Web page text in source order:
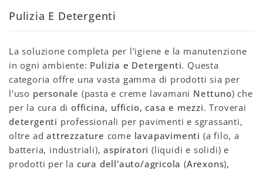
Pulizia E Detergenti
La soluzione completa per l'igiene e la manutenzione
in ogni ambiente: Pulizia e Detergenti. Questa
categoria offre una vasta gamma di prodotti sia per
l'uso personale (pasta e creme lavamani Nettuno) che
per la cura diofficina, ufficio, casa e mezzi. Troverai
detergenti professionali per pavimenti e sgrassanti,
oltre adattrezzature come lavapavimenti (a filo, a
batteria, industriali),aspiratori (liquidi e solidi) e
prodotti per la cura dell'auto/agricola (Arexons),